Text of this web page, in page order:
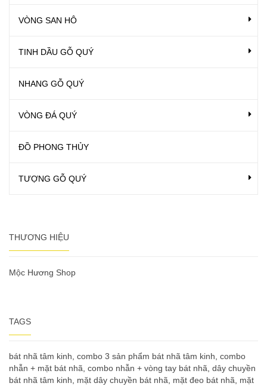
VÒNG SAN HÔ
TINH DẦU GỖ QUÝ
NHANG GỖ QUÝ
VÒNG ĐÁ QUÝ
ĐỒ PHONG THỦY
TƯỢNG GỖ QUÝ
THƯƠNG HIỆU
Mộc Hương Shop
TAGS
bát nhã tâm kinh combo 3 sản phẩm bát nhã tâm kinh combo
nhẫn + mặt bát nhã combo nhẫn + vòng tay bát nhã dây chuyền
bát nhã tâm kinh
mặt dây chuyền bát nhã mặt đeo bát nhã
mặt